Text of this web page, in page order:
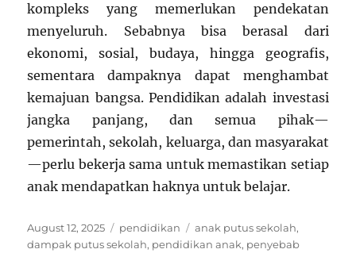
kompleks yang memerlukan pendekatan
menyeluruh. Sebabnya bisa berasal dari
ekonomi, sosial, budaya, hingga geografis,
sementara dampaknya dapat menghambat
kemajuan bangsa. Pendidikan adalah investasi
jangka panjang, dan semua pihak—
pemerintah, sekolah, keluarga, dan masyarakat
—perlu bekerja sama untuk memastikan setiap
anak mendapatkan haknya untuk belajar.
Posted
on
August 12, 2025 Categories
pendidikan Tags
anak putus sekolah,
dampak putus sekolah, pendidikan anak, penyebab